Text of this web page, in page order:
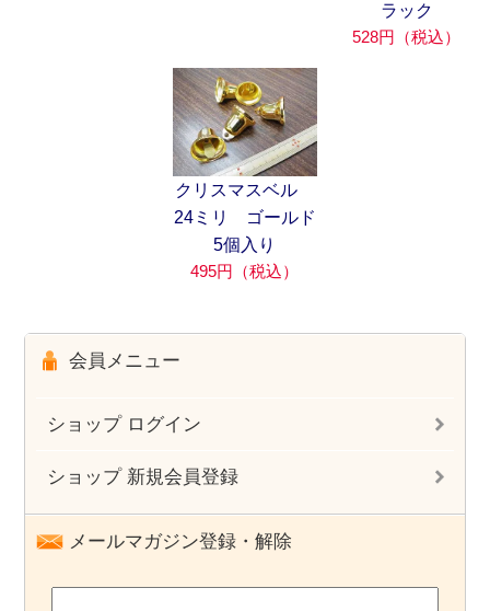
ラック
528円（税込）
クリスマスベル
24ミリ ゴールド
5個入り
495円（税込）
会員メニュー
ショップ ログイン
ショップ 新規会員登録
メールマガジン登録・解除